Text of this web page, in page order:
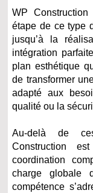
WP
étape de ce type
jusqu’à la
intégration
plan esthétique
de transformer
adapté aux
qualité ou la
Au-delà de
Construction
coordination
charge globale
compétence